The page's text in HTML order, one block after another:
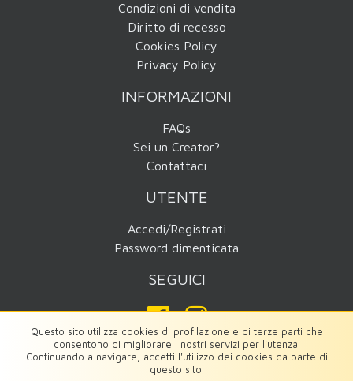
Condizioni di vendita
Diritto di recesso
Cookies Policy
Privacy Policy
INFORMAZIONI
FAQs
Sei un Creator?
Contattaci
UTENTE
Accedi/Registrati
Password dimenticata
SEGUICI
Questo sito utilizza cookies di profilazione e di terze parti che
consentono di migliorare i nostri servizi per l'utenza.
Continuando a navigare, accetti l'utilizzo dei cookies da parte di
questo sito.